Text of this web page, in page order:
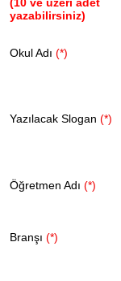
yazabilirsiniz)
Okul Adı (*)
Yazılacak Slogan (*)
Öğretmen Adı (*)
Branşı (*)